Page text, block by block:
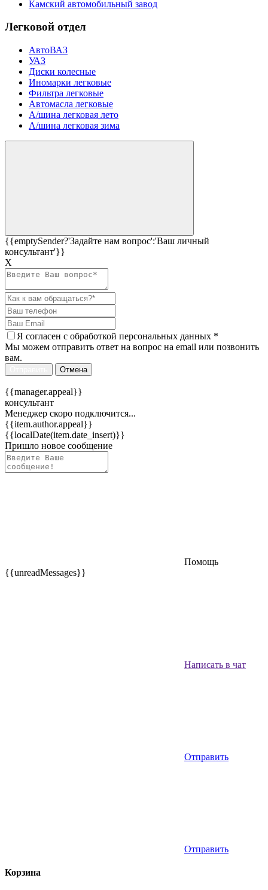
Камский автомобильный завод
Легковой отдел
АвтоВАЗ
УАЗ
Диски колесные
Иномарки легковые
Фильтра легковые
Автомасла легковые
А/шина легковая лето
А/шина легковая зима
{{emptySender?'Задайте нам вопрос':'Ваш личный
консультант'}}
Х
Я согласен c обработкой персональных данных *
Мы можем отправить ответ на вопрос на email или позвонить
вам.
Отмена
{{manager.appeal}}
консультант
Менеджер скоро подключится...
{{item.author.appeal}}
{{localDate(item.date_insert)}}
Пришло новое сообщение
Помощь
{{unreadMessages}}
Написать в чат
Отправить
Отправить
Корзина